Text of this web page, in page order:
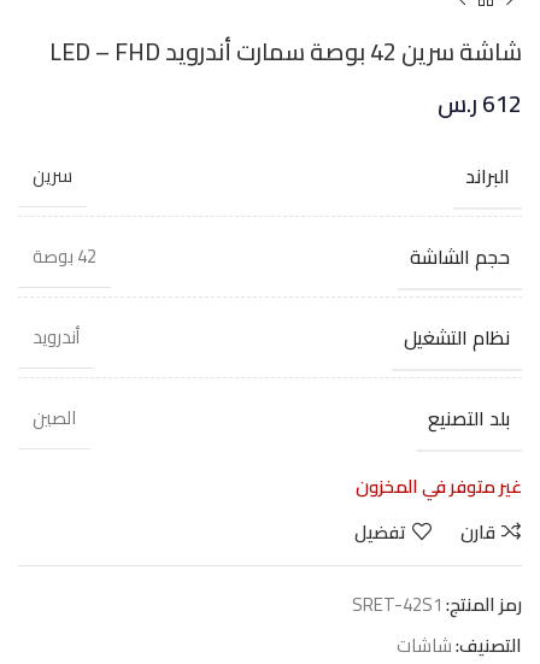
شاشة سرين 42 بوصة سمارت أندرويد LED – FHD
612ر.س
البراند سرين
حجم الشاشة 42 بوصة
نظام التشغيل أندرويد
بلد التصنيع
الصين
غير متوفر في المخزون
قارن
تفضيل
رمز المنتج:SRET-42S1
التصنيف:شاشات